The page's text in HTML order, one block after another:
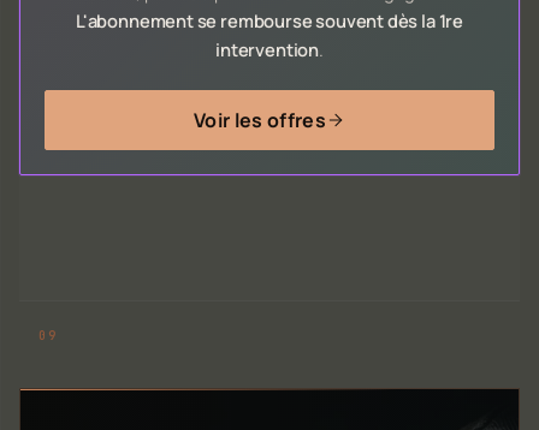
L'abonnement se rembourse souvent dès la 1re
intervention
Voir les offres